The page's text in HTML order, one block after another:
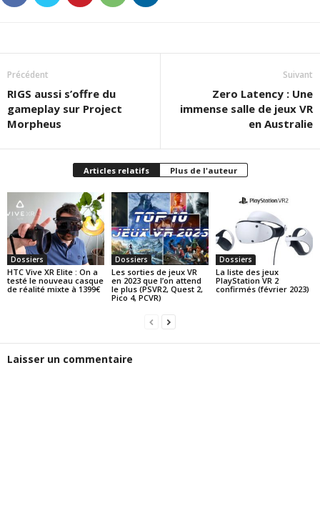
Précédent
RIGS aussi s’offre du
gameplay sur Project
Morpheus
Suivant
Zero Latency : Une
immense salle de jeux VR
en Australie
Articles relatifs Plus de l'auteur
Dossiers
HTC Vive XR Elite : On a
testé le nouveau casque
de réalité mixte à 1399€
Dossiers
Les sorties de jeux VR
en 2023 que l’on attend
le plus (PSVR2, Quest 2,
Pico 4, PCVR)
Dossiers
La liste des jeux
PlayStation VR 2
confirmés (février 2023)
Laisser un commentaire